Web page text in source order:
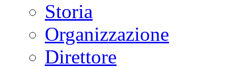
Storia
Organizzazione
Direttore